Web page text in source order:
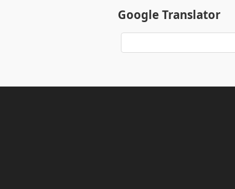
Google Translator